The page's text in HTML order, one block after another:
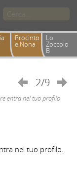
Procinto
e Nona
Lo
Zoccolo
B
 2/9

entra nel tuo profilo
nel tuo profilo.